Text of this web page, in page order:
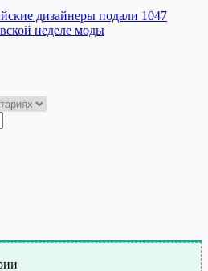
дизайнеры подали 1047
неделе моды